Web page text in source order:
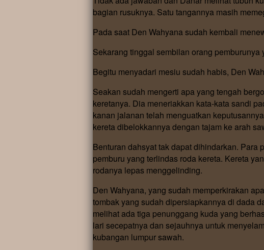
bagian rusuknya. Satu tangannya masih
Pada saat Den Wahyana sudah kembali
Sekarang tinggal sembilan orang
Begitu menyadari mesiu sudah habis, Den
Seakan sudah mengerti apa yang tengah
keretanya. Dia meneriakkan kata-kata sandi
kanan jalanan telah menguatkan
kereta dibelokkannya dengan tajam ke arah
Benturan dahsyat tak dapat dihindarkan.
pemburu yang terlindas roda kereta. Kereta
rodanya lepas menggelinding.
Den Wahyana, yang sudah memperkirakan
tombak yang sudah dipersiapkannya di dada
melihat ada tiga penunggang kuda yang
lari secepatnya dan sejauhnya untuk
kubangan lumpur sawah.